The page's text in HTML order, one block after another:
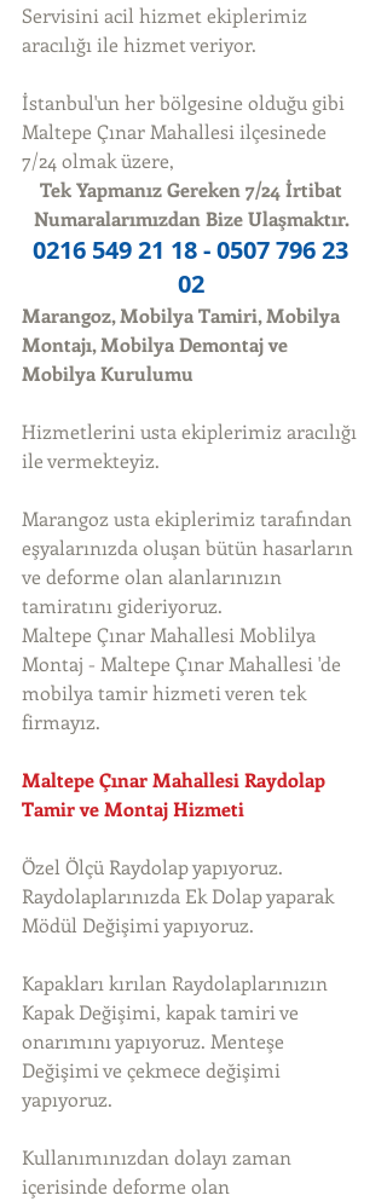
Servisini acil hizmet ekiplerimiz
aracılığı ile hizmet veriyor.
İstanbul'un her bölgesine olduğu gibi
Maltepe Çınar Mahallesi ilçesinede
7/24 olmak üzere,
Tek Yapmanız Gereken 7/24 İrtibat
Numaralarımızdan Bize Ulaşmaktır.
0216 549 21 18 - 0507 796 23
02
Marangoz, Mobilya Tamiri, Mobilya
Montajı, Mobilya Demontaj ve
Mobilya Kurulumu
Hizmetlerini usta ekiplerimiz aracılığı
ile vermekteyiz.
Marangoz usta ekiplerimiz tarafından
eşyalarınızda oluşan bütün hasarların
ve deforme olan alanlarınızın
tamiratını gideriyoruz.
Maltepe Çınar Mahallesi Moblilya
Montaj - Maltepe Çınar Mahallesi 'de
mobilya tamir hizmeti veren tek
firmayız.
Maltepe Çınar Mahallesi Raydolap
Tamir ve Montaj Hizmeti
Özel Ölçü Raydolap yapıyoruz.
Raydolaplarınızda Ek Dolap yaparak
Mödül Değişimi yapıyoruz.
Kapakları kırılan Raydolaplarınızın
Kapak Değişimi, kapak tamiri ve
onarımını yapıyoruz. Menteşe
Değişimi ve çekmece değişimi
yapıyoruz.
Kullanımınızdan dolayı zaman
içerisinde deforme olan